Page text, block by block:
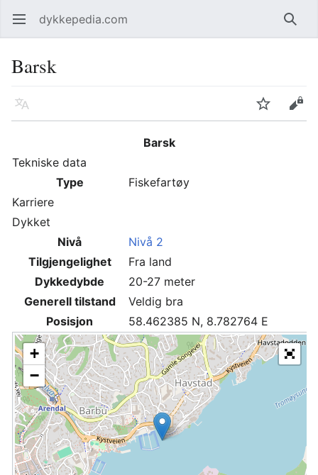
Åpne hovedmenyen dykkepedia.com Søk
Barsk
Språk Overvåk Rediger
Barsk
Tekniske data
Type
Fiskefartøy
Karriere
Dykket
Nivå
Nivå 2
Tilgjengelighet
Fra land
Dykkedybde
20-27 meter
Generell tilstand
Veldig bra
Posisjon
58.462385 N, 8.782764 E
+
−